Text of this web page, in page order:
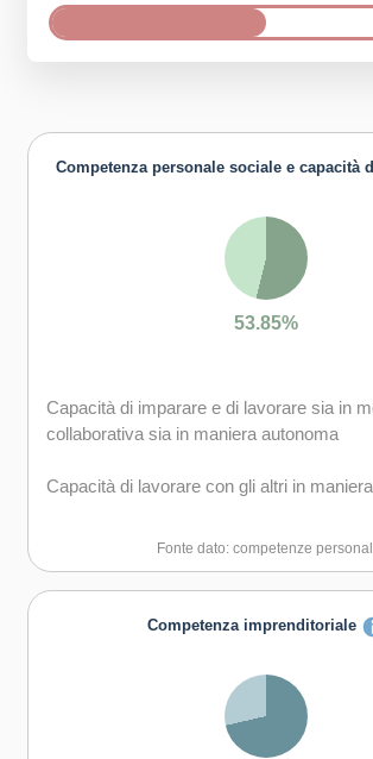
Competenza personale sociale e capacità
53.85%
Capacità di imparare e di lavorare sia in
collaborativa sia in maniera autonoma
Capacità di lavorare con gli altri in
Capacità di comunicare costruttivamente
Capacità di creare fiducia e provare
Fonte dato: competenze
Competenza imprenditoriale